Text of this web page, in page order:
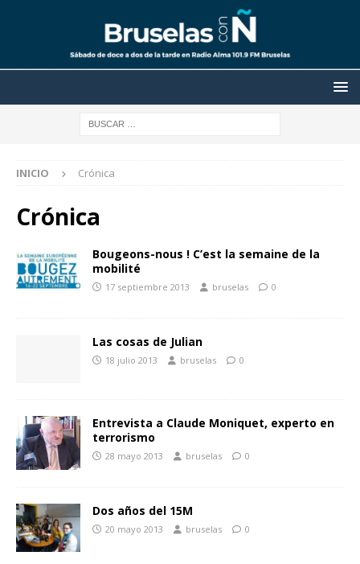
INICIO Crónica
Crónica
Bougeons-nous ! C’est la semaine de la
mobilité
17 septiembre 2013 bruselas 0
Las cosas de Julian
18 julio 2013 bruselas 0
Entrevista a Claude Moniquet, experto en
terrorismo
28 mayo 2013 bruselas 0
Dos años del 15M
20 mayo 2013 bruselas 0